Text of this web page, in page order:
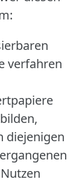
verfahren
diejenigen